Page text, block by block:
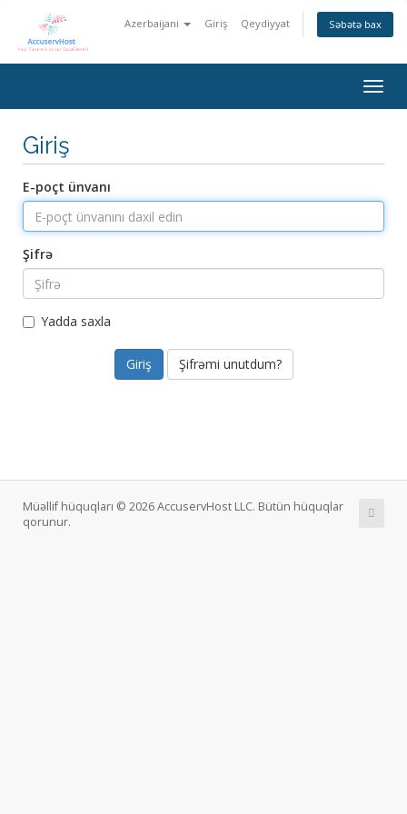
Azerbaijani Giriş Qeydiyyat Səbətə bax
keçid
Giriş
E-poçt ünvanı
Şifrə
Yadda saxla
Şifrəmi unutdum?
Müəllif hüquqları © 2026 AccuservHost LLC. Bütün hüquqlar
qorunur.